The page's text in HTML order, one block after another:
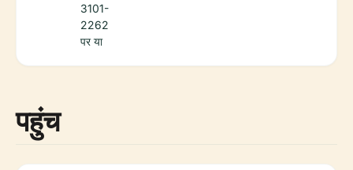
3101-
2262
पर या
पहुंच